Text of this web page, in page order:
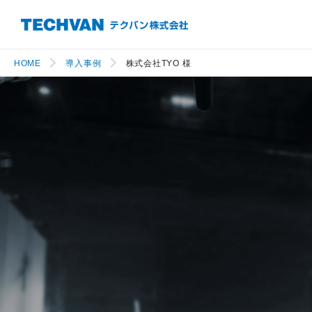
HOME 導入事例 株式会社TYO 様